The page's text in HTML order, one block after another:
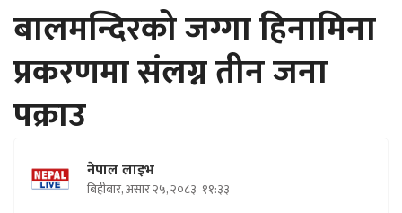
बालमन्दिरको जग्गा हिनामिना
प्रकरणमा संलग्न तीन जना
पक्राउ
नेपाल लाइभ
बिहीबार, असार २५, २०८३ ११:३३